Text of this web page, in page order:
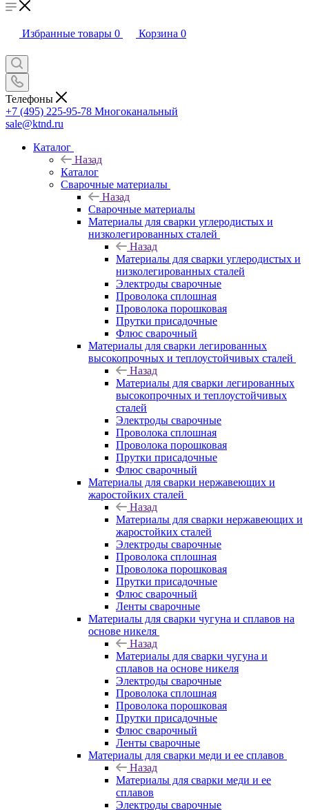
Избранные товары 0 Корзина 0
Телефоны
+7 (495) 225-95-78 Многоканальный
sale@ktnd.ru
Каталог
Назад
Каталог
Сварочные материалы
Назад
Сварочные материалы
Материалы для сварки углеродистых и
низколегированных сталей
Назад
Материалы для сварки углеродистых и
низколегированных сталей
Электроды сварочные
Проволока сплошная
Проволока порошковая
Прутки присадочные
Флюс сварочный
Материалы для сварки легированных
высокопрочных и теплоустойчивых сталей
Назад
Материалы для сварки легированных
высокопрочных и теплоустойчивых
сталей
Электроды сварочные
Проволока сплошная
Проволока порошковая
Прутки присадочные
Флюс сварочный
Материалы для сварки нержавеющих и
жаростойких сталей
Назад
Материалы для сварки нержавеющих и
жаростойких сталей
Электроды сварочные
Проволока сплошная
Проволока порошковая
Прутки присадочные
Флюс сварочный
Ленты сварочные
Материалы для сварки чугуна и сплавов на
основе никеля
Назад
Материалы для сварки чугуна и
сплавов на основе никеля
Электроды сварочные
Проволока сплошная
Проволока порошковая
Прутки присадочные
Флюс сварочный
Ленты сварочные
Материалы для сварки меди и ее сплавов
Назад
Материалы для сварки меди и ее
сплавов
Электроды сварочные